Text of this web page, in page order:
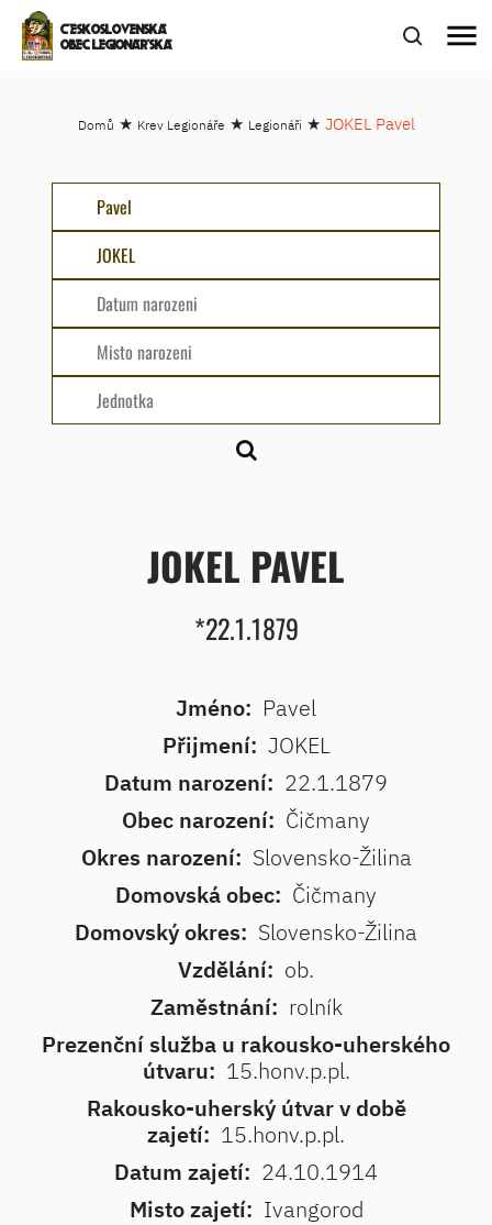
ČESKOSLOVENSKÁ
OBEC LEGIONÁŘSKÁ
menu
Domů ★ Krev Legionáře ★ Legionáři ★ JOKEL Pavel
JOKEL PAVEL
*22.1.1879
Jméno: Pavel
Přijmení: JOKEL
Datum narození: 22.1.1879
Obec narození: Čičmany
Okres narození: Slovensko-Žilina
Domovská obec: Čičmany
Domovský okres: Slovensko-Žilina
Vzdělání: ob.
Zaměstnání: rolník
Prezenční služba u rakousko-uherského
útvaru: 15.honv.p.pl.
Rakousko-uherský útvar v době
zajetí: 15.honv.p.pl.
Datum zajetí: 24.10.1914
Misto zajetí: Ivangorod